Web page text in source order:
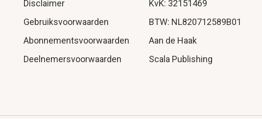
Disclaimer
Gebruiksvoorwaarden
Abonnementsvoorwaarden
Deelnemersvoorwaarden
KvK: 32151469
BTW: NL820712589B01
Aan de Haak
Scala Publishing